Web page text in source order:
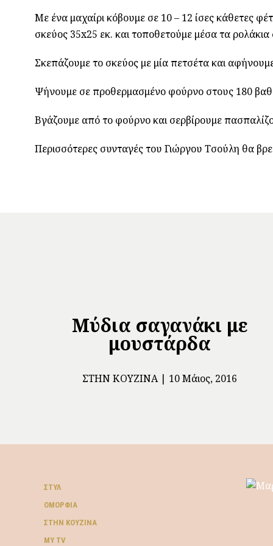
Με ένα μαχαίρι κόβουμε σε 10 – 12 ίσες κάθετες
σκεύος 35x25 εκ. και τοποθετούμε μέσα τα
Σκεπάζουμε το σκεύος με μία πετσέτα και
Ψήνουμε σε προθερμασμένο φούρνο στους 180
Βγάζουμε από το φούρνο και σερβίρουμε
Περισσότερες συνταγές του Γιώργου Τσούλη θα
Μύδια σαγανάκι με
μουστάρδα
ΣΤΗΝ ΚΟΥΖΊΝΑ 10 Μάιος, 2016
ΣΤΥΛ
ΟΜΟΡΦΙΆ
ΣΤΗΝ ΚΟΥΖΊΝΑ
MY TV